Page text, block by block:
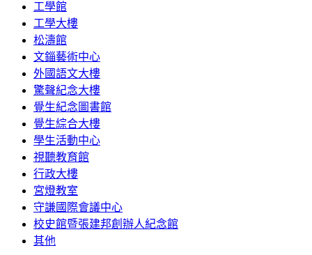
工學館
工學大樓
松濤館
文錙藝術中心
外國語文大樓
驚聲紀念大樓
覺生紀念圖書館
覺生綜合大樓
學生活動中心
視聽教育館
行政大樓
宮燈教室
守謙國際會議中心
校史館暨張建邦創辦人紀念館
其他